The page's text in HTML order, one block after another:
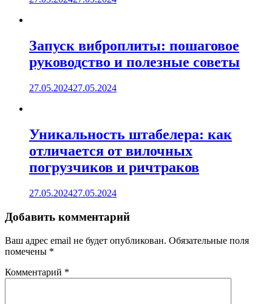
Запуск виброплиты: пошаговое
руководство и полезные советы
27.05.202427.05.2024
Уникальность штабелера: как
отличается от вилочных
погрузчиков и ричтраков
27.05.202427.05.2024
Добавить комментарий
Ваш адрес email не будет опубликован. Обязательные поля
помечены *
Комментарий *